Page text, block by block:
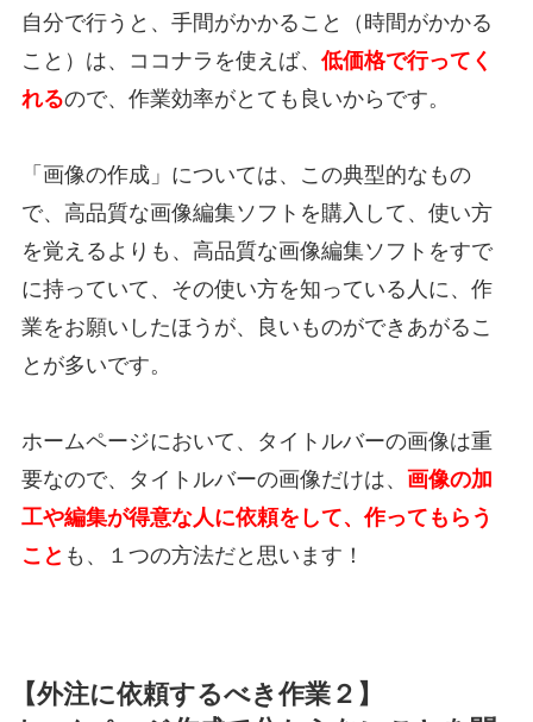
自分で行うと、手間がかかること（時間がかかる
こと）は、ココナラを使えば、 低価格で行ってく
れるので、作業効率がとても良いからです。
「画像の作成」については、この典型的なもの
で、高品質な画像編集ソフトを購入して、使い方
を覚えるよりも、高品質な画像編集ソフトをすで
に持っていて、その使い方を知っている人に、作
業をお願いしたほうが、良いものができあがるこ
とが多いです。
ホームページにおいて、タイトルバーの画像は重
要なので、タイトルバーの画像だけは、 画像の加
工や編集が得意な人に依頼をして、作ってもらう
こと も、１つの方法だと思います！
【外注に依頼するべき作業２】